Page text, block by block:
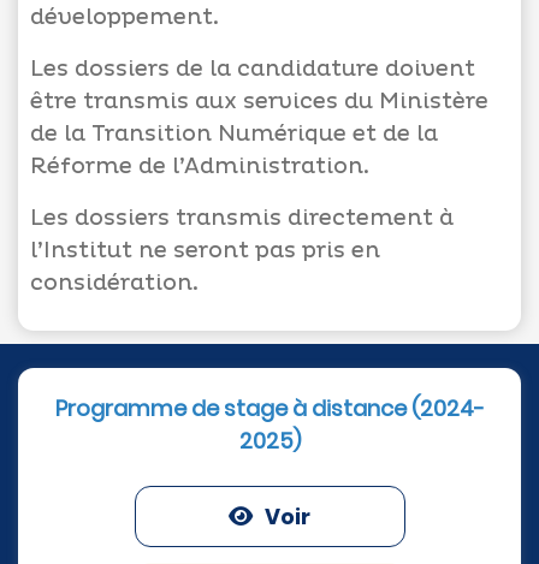
développement.
Les dossiers de la candidature doivent
être transmis aux services du Ministère
de la Transition Numérique et de la
Réforme de l’Administration.
Les dossiers transmis directement à
l’Institut ne seront pas pris en
considération.
Programme de stage à distance (2024-
2025)
Voir